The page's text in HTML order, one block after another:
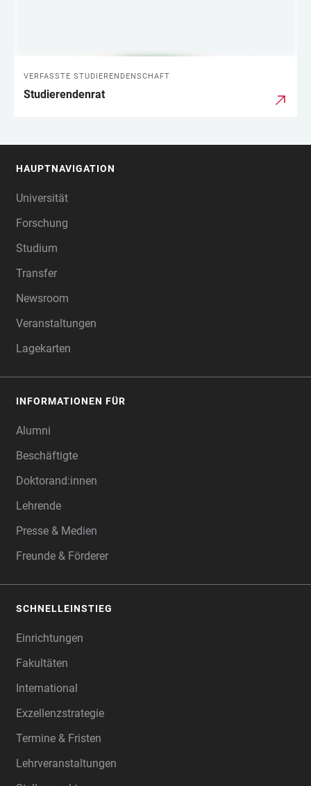
VERFASSTE STUDIERENDENSCHAFT
Studierendenrat
HAUPTNAVIGATION
Universität
Forschung
Studium
Transfer
Newsroom
Veranstaltungen
Lagekarten
INFORMATIONEN FÜR
Alumni
Beschäftigte
Doktorand:innen
Lehrende
Presse & Medien
Freunde & Förderer
SCHNELLEINSTIEG
Einrichtungen
Fakultäten
International
Exzellenzstrategie
Termine & Fristen
Lehrveranstaltungen